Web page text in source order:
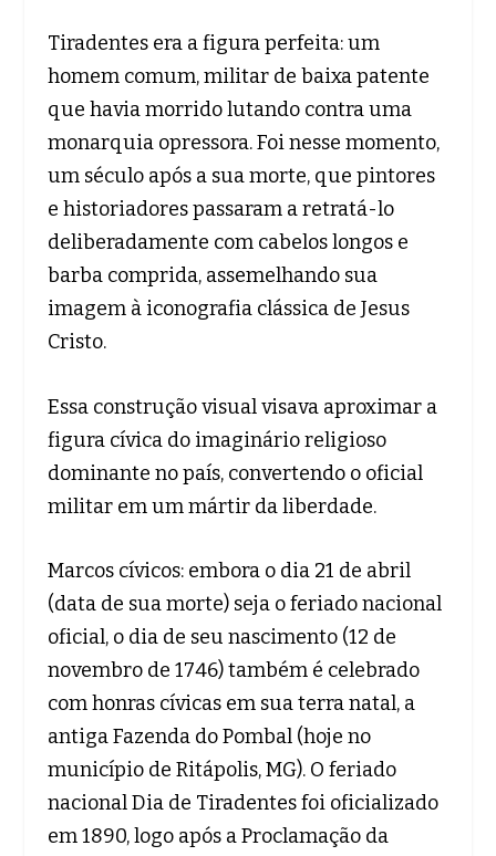
Tiradentes era a figura perfeita: um
homem comum, militar de baixa patente
que havia morrido lutando contra uma
monarquia opressora. Foi nesse momento,
um século após a sua morte, que pintores
e historiadores passaram a retratá-lo
deliberadamente com cabelos longos e
barba comprida, assemelhando sua
imagem à iconografia clássica de Jesus
Cristo.
Essa construção visual visava aproximar a
figura cívica do imaginário religioso
dominante no país, convertendo o oficial
militar em um mártir da liberdade.
Marcos cívicos: embora o dia 21 de abril
(data de sua morte) seja o feriado nacional
oficial, o dia de seu nascimento (12 de
novembro de 1746) também é celebrado
com honras cívicas em sua terra natal, a
antiga Fazenda do Pombal (hoje no
município de Ritápolis, MG). O feriado
nacional Dia de Tiradentes foi oficializado
em 1890, logo após a Proclamação da